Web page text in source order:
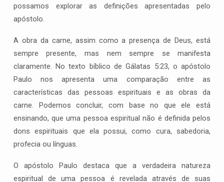
possamos explorar as definições apresentadas pelo
apóstolo.
A obra da carne, assim como a presença de Deus, está
sempre presente, mas nem sempre se manifesta
claramente. No texto bíblico de Gálatas 5:23, o apóstolo
Paulo nos apresenta uma comparação entre as
características das pessoas espirituais e as obras da
carne. Podemos concluir, com base no que ele está
ensinando, que uma pessoa espiritual não é definida pelos
dons espirituais que ela possui, como cura, sabedoria,
profecia ou línguas.
O apóstolo Paulo destaca que a verdadeira natureza
espiritual de uma pessoa é revelada através de suas